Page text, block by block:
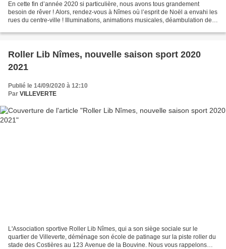
En cette fin d’année 2020 si particulière, nous avons tous grandement
besoin de rêver ! Alors, rendez-vous à Nîmes où l’esprit de Noël a envahi les
rues du centre-ville ! Illuminations, animations musicales, déambulation de
Roller Lib Nîmes, nouvelle saison sport 2020
2021
Publié le 14/09/2020 à 12:10
Par VILLEVERTE
L'Association sportive Roller Lib Nîmes, qui a son siège sociale sur le
quartier de Villeverte, déménage son école de patinage sur la piste roller du
stade des Costières au 123 Avenue de la Bouvine. Nous vous rappelons